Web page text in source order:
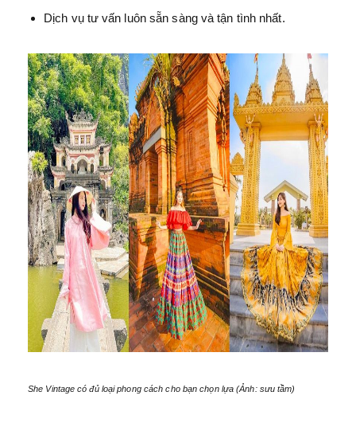
Dịch vụ tư vấn luôn sẵn sàng và tận tình nhất.
She Vintage có đủ loại phong cách cho bạn chọn lựa (Ảnh: sưu tầm)